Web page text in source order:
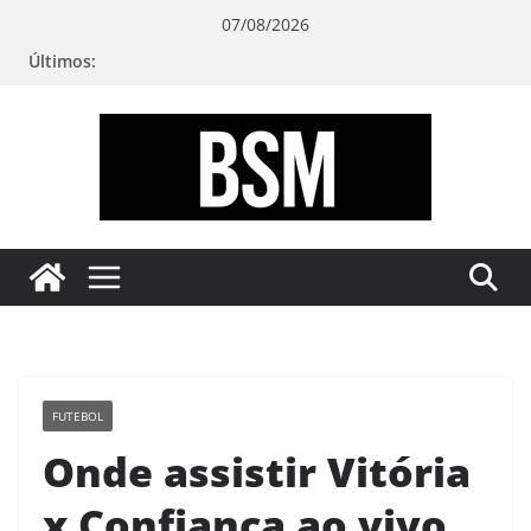
07/08/2026
Últimos:
sua
Mente
FUTEBOL
Onde assistir Vitória